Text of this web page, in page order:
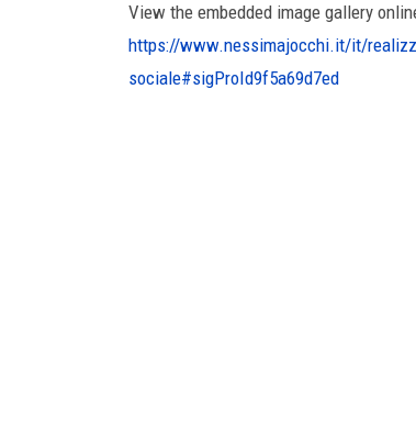
View the embedded image gallery
https://www.nessimajocchi.it/it/
sociale#sigProId9f5a69d7ed